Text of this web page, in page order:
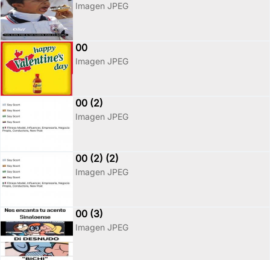
Imagen JPEG
00
Imagen JPEG
00 (2)
Imagen JPEG
00 (2) (2)
Imagen JPEG
00 (3)
Imagen JPEG